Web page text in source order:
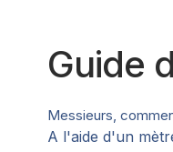
Guide
Messieurs,
A l'aide d'un